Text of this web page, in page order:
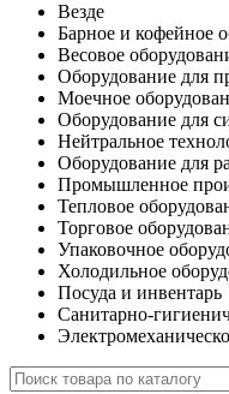
Везде
Барное и кофейное
Весовое
Оборудование для
Моечное
Оборудование для
Нейтральное
Оборудование для
Промышленное
Тепловое
Торговое
Упаковочное
Холодильное
Посуда и инвентарь
Санитарно-